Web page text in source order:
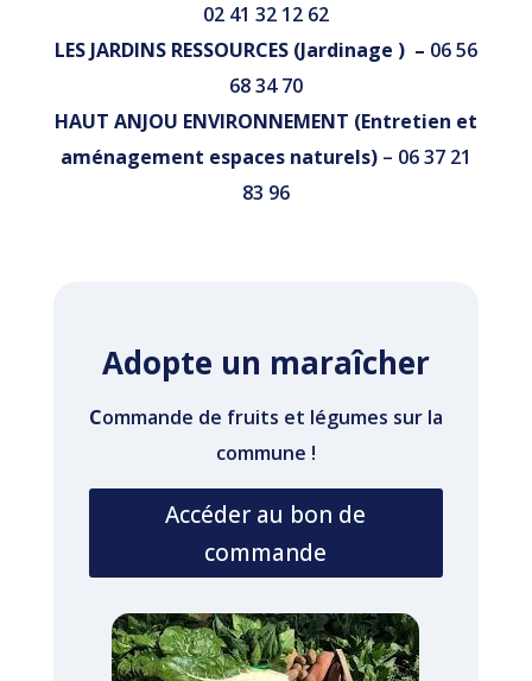
02 41 32 12 62
LES JARDINS RESSOURCES (Jardinage ) – 06 56
68 34 70
HAUT ANJOU ENVIRONNEMENT (Entretien et
aménagement espaces naturels)– 06 37 21
83 96
Adopte un maraîcher
Commande de fruits et légumes sur la
commune !
Accéder au bon de
commande